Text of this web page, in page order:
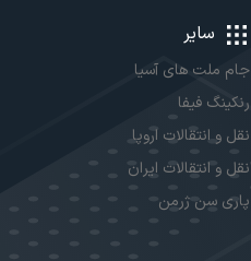
سایر
جام ملت های آسیا
رنکینگ فیفا
نقل و انتقالات اروپا
نقل و انتقالات ایران
پاری سن ژرمن